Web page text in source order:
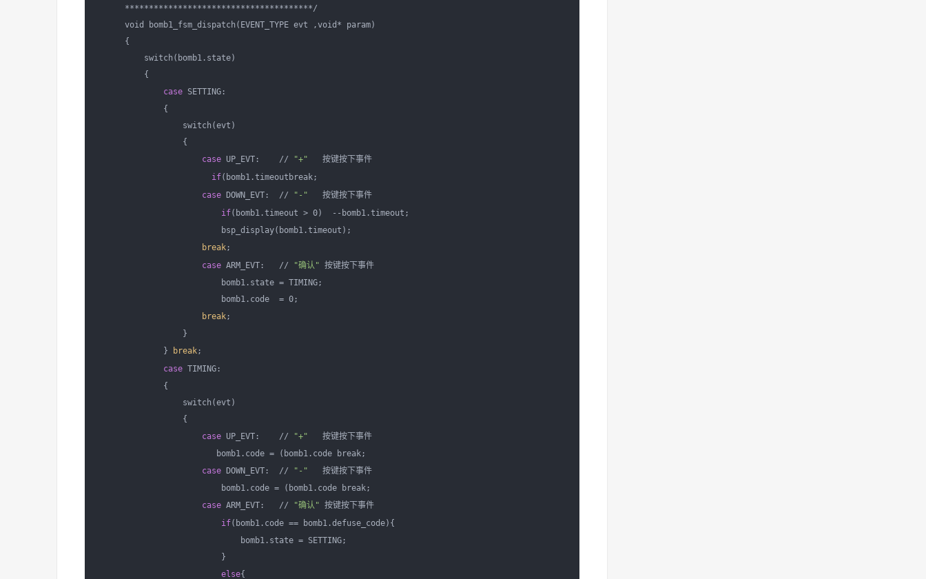
***************************************/
void bomb1_fsm_dispatch(EVENT_TYPE evt ,void* param)
{
switch(bomb1.state)
{
case SETTING:
{
switch(evt)
{
case UP_EVT:    // "+" 按键按下事件
if(bomb1.timeoutbreak;
case DOWN_EVT:  // "-" 按键按下事件
if(bomb1.timeout > 0)  --bomb1.timeout;
bsp_display(bomb1.timeout);
break ;
case ARM_EVT:   // "确认" 按键按下事件
bomb1.state = TIMING;
bomb1.code  = 0;
break ;
}
}
break ;
case TIMING:
{
switch(evt)
{
case UP_EVT:    // "+" 按键按下事件
bomb1.code = (bomb1.code break;
case DOWN_EVT:  // "-" 按键按下事件
bomb1.code = (bomb1.code break;
case ARM_EVT:   // "确认" 按键按下事件
if(bomb1.code == bomb1.defuse_code){
bomb1.state = SETTING;
}
else{